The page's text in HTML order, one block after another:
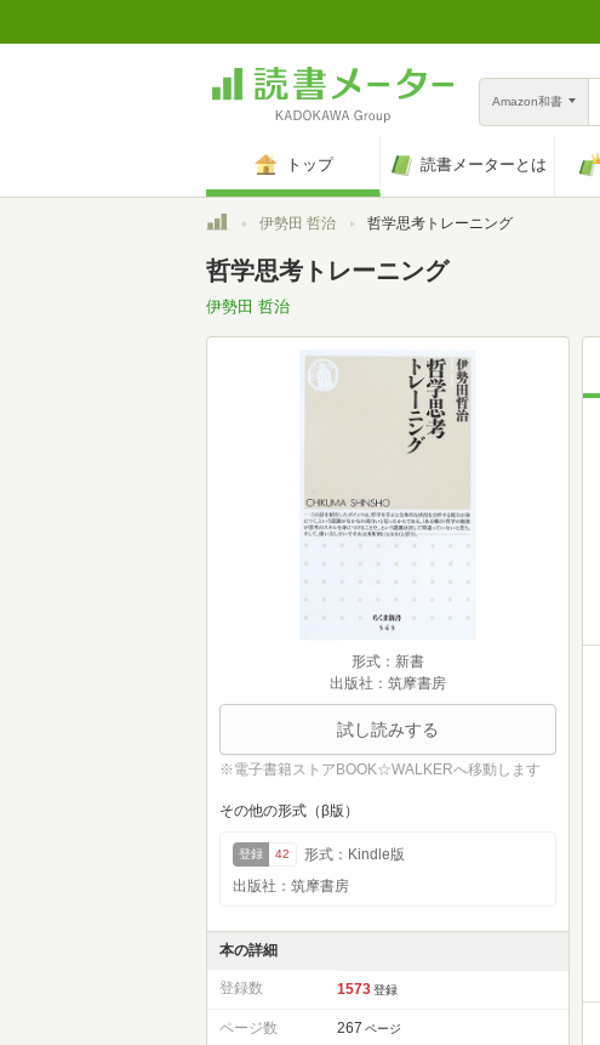
Amazon和書
トップ 読書メーターとは
トップ伊勢田 哲治 哲学思考トレーニング
哲学思考トレーニング
伊勢田 哲治
形式：新書
出版社：筑摩書房
試し読みする
※電子書籍ストアBOOK☆WALKERへ移動します
その他の形式（β版）
登録 42
形式：Kindle版
出版社：筑摩書房
本の詳細
登録数 1573 登録
ページ数 267 ページ